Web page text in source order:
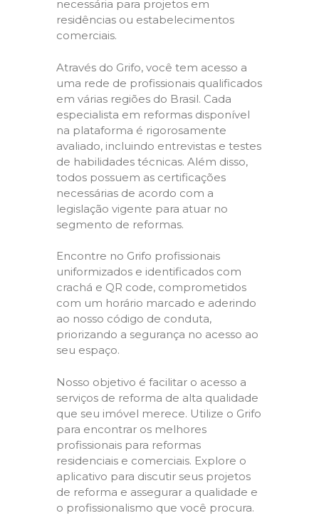
necessária para projetos em
residências ou estabelecimentos
comerciais.
Através do Grifo, você tem acesso a
uma rede de profissionais qualificados
em várias regiões do Brasil. Cada
especialista em reformas disponível
na plataforma é rigorosamente
avaliado, incluindo entrevistas e testes
de habilidades técnicas. Além disso,
todos possuem as certificações
necessárias de acordo com a
legislação vigente para atuar no
segmento de reformas.
Encontre no Grifo profissionais
uniformizados e identificados com
crachá e QR code, comprometidos
com um horário marcado e aderindo
ao nosso código de conduta,
priorizando a segurança no acesso ao
seu espaço.
Nosso objetivo é facilitar o acesso a
serviços de reforma de alta qualidade
que seu imóvel merece. Utilize o Grifo
para encontrar os melhores
profissionais para reformas
residenciais e comerciais. Explore o
aplicativo para discutir seus projetos
de reforma e assegurar a qualidade e
o profissionalismo que você procura.